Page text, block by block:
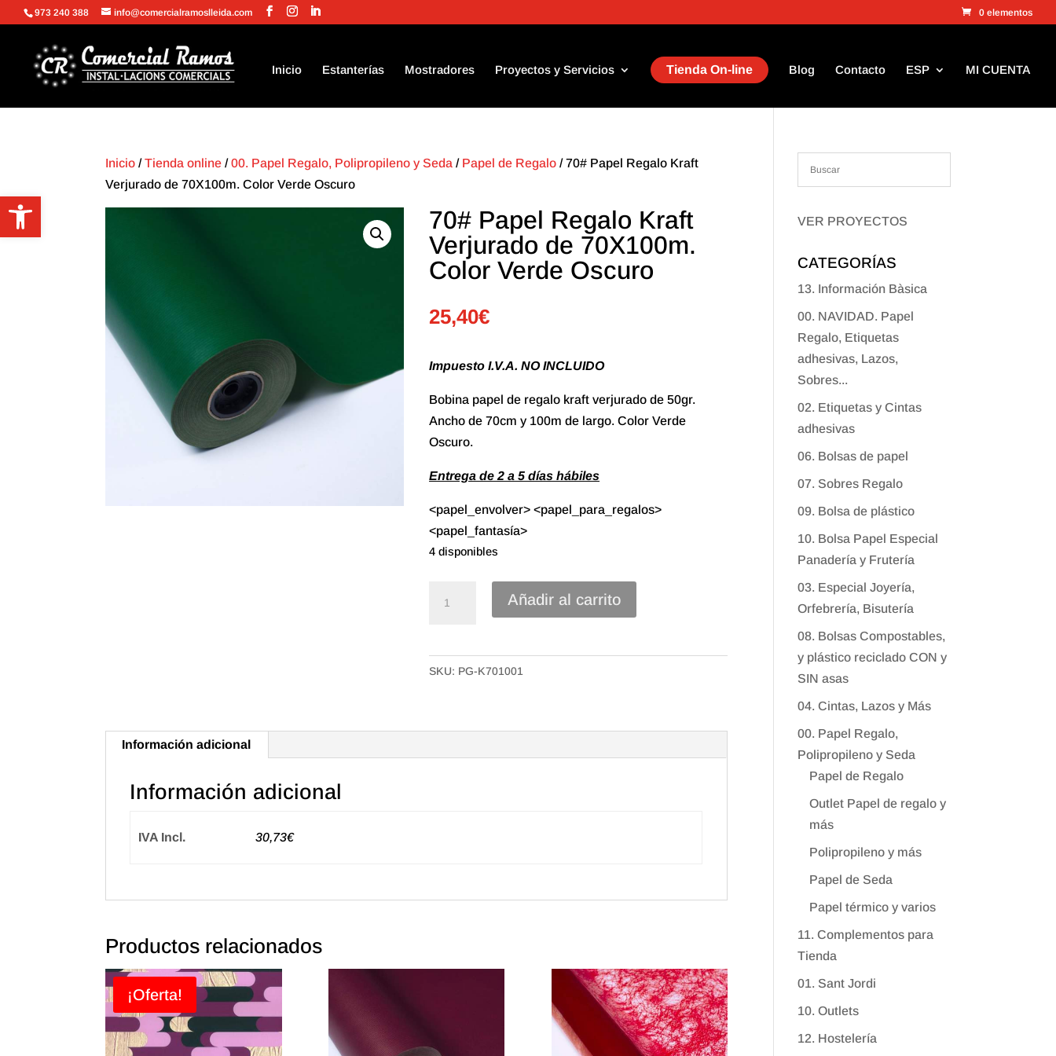
Abrir barra de herramientas
973 240 388 info@comercialramoslleida.com 0 elementos
Inicio Estanterías Mostradores Proyectos y Servicios Tienda On-line Blog Contacto ESP MI CUENTA
Inicio /Tienda online /00. Papel Regalo, Polipropileno y Seda / Papel de Regalo / 70# Papel Regalo Kraft
Verjurado de 70X100m. Color Verde Oscuro
70# Papel Regalo Kraft
Verjurado de 70X100m.
Color Verde Oscuro
25,40€
Impuesto I.V.A. NO INCLUIDO
Bobina papel de regalo kraft verjurado de 50gr.
Ancho de 70cm y 100m de largo. Color Verde
Oscuro.
Entrega de 2 a 5 días hábiles
<papel_envolver> <papel_para_regalos>
<papel_fantasía>
4 disponibles
Kraft
Verjurado
Verde
Añadir al carrito
SKU: PG-K701001
Información adicional
Información adicional
IVA Incl. 30,73€
Productos relacionados
¡Oferta!
VER PROYECTOS
CATEGORÍAS
13. Información Bàsica
00. NAVIDAD. Papel
Regalo, Etiquetas
adhesivas, Lazos,
Sobres...
02. Etiquetas y Cintas
adhesivas
06. Bolsas de papel
07. Sobres Regalo
09. Bolsa de plástico
10. Bolsa Papel Especial
Panadería y Frutería
03. Especial Joyería,
Orfebrería, Bisutería
08. Bolsas Compostables,
y plástico reciclado CON y
SIN asas
04. Cintas, Lazos y Más
00. Papel Regalo,
Polipropileno y Seda
Papel de Regalo
Outlet Papel de regalo y
más
Polipropileno y más
Papel de Seda
Papel térmico y varios
11. Complementos para
Tienda
01. Sant Jordi
10. Outlets
12. Hostelería